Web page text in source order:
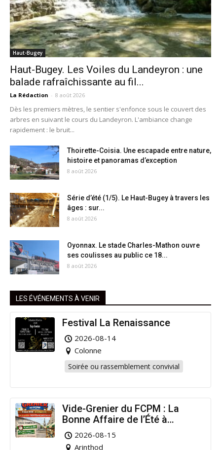
Haut-Bugey
Haut-Bugey. Les Voiles du Landeyron : une
balade rafraîchissante au fil...
La Rédaction - 8 août 2026
Dès les premiers mètres, le sentier s'enfonce sous le couvert des
arbres en suivant le cours du Landeyron. L'ambiance change
rapidement : le bruit...
Thoirette-Coisia. Une escapade entre nature,
histoire et panoramas d’exception
8 août 2026
Série d’été (1/5). Le Haut-Bugey à travers les
âges : sur...
8 août 2026
Oyonnax. Le stade Charles-Mathon ouvre
ses coulisses au public ce 18...
8 août 2026
LES ÉVÉNEMENTS À VENIR
Festival La Renaissance
2026-08-14
Colonne
Soirée ou rassemblement convivial
Vide-Grenier du FCPM : La
Bonne Affaire de l’Été à
Arinthod !
2026-08-15
Arinthod